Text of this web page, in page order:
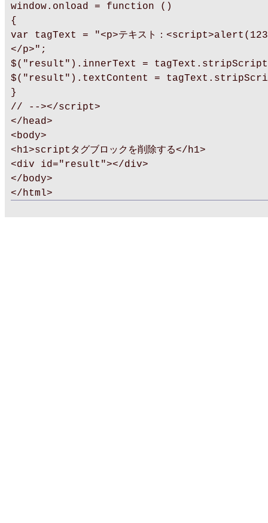
window.onload = function ()
{
var tagText = "<p>テキスト：
</p>";
$("result").innerText =
$("result").textContent =
}
// --></script>
</head>
<body>
<h1>scriptタグブロックを削除する</h1>
<div id="result"></div>
</body>
</html>